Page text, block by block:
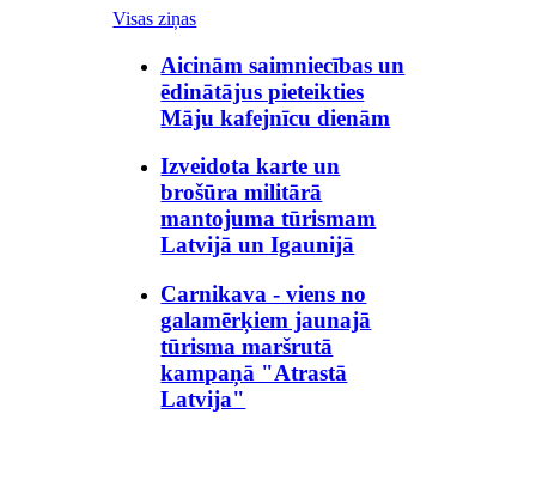
Visas ziņas
Aicinām saimniecības un
ēdinātājus pieteikties
Māju kafejnīcu dienām
Izveidota karte un
brošūra militārā
mantojuma tūrismam
Latvijā un Igaunijā
Carnikava - viens no
galamērķiem jaunajā
tūrisma maršrutā
kampaņā "Atrastā
Latvija"